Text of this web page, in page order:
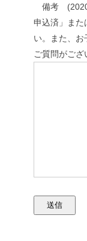
備考 (2020
申込済」また
い。また、
ご質問がご